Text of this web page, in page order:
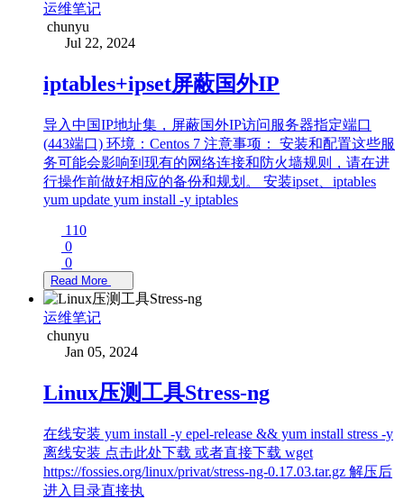
运维笔记
chunyu
Jul 22, 2024
iptables+ipset屏蔽国外IP
导入中国IP地址集，屏蔽国外IP访问服务器指定端口
(443端口) 环境：Centos 7 注意事项： 安装和配置这些服
务可能会影响到现有的网络连接和防火墙规则，请在进
行操作前做好相应的备份和规划。 安装ipset、iptables
yum update yum install -y iptables
110
0
0
Read More
运维笔记
chunyu
Jan 05, 2024
Linux压测工具Stress-ng
在线安装 yum install -y epel-release && yum install stress -y
离线安装 点击此处下载 或者直接下载 wget
https://fossies.org/linux/privat/stress-ng-0.17.03.tar.gz 解压后
进入目录直接执